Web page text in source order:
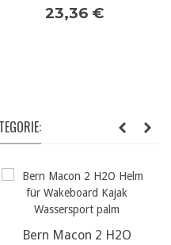
23,36 €
Bern Macon 2 H2O